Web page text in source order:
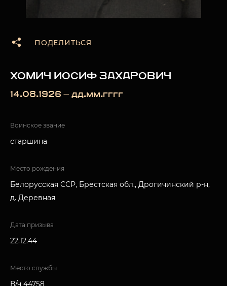
ПОДЕЛИТЬСЯ
ХОМИЧ ИОСИФ ЗАХАРОВИЧ
14.08.1926 — дд.мм.гггг
Воинское звание
старшина
Место рождения
Белорусская ССР, Брестская обл., Дрогичинский р-н,
д. Деревная
Дата призыва
22.12.44
Место службы
В/ч 44758